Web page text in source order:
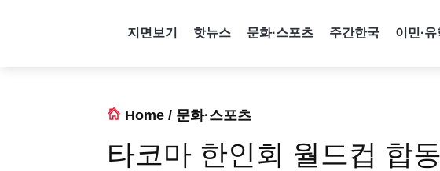
지면보기 핫뉴스 문화·스포츠 주간한국 이민·유
Home / 문화·스포츠
타코마 한인회 월드컵 합